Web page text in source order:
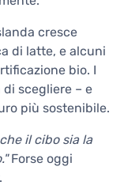
cresce
di latte, e alcuni
bio. I
scegliere – e
più sostenibile.
il cibo sia la
Forse oggi